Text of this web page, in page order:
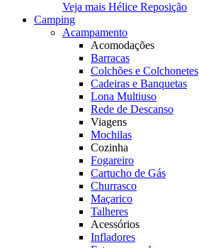
Veja mais Hélice Reposição
Camping
Acampamento
Acomodações
Barracas
Colchões e Colchonetes
Cadeiras e Banquetas
Lona Multiuso
Rede de Descanso
Viagens
Mochilas
Cozinha
Fogareiro
Cartucho de Gás
Churrasco
Maçarico
Talheres
Acessórios
Infladores